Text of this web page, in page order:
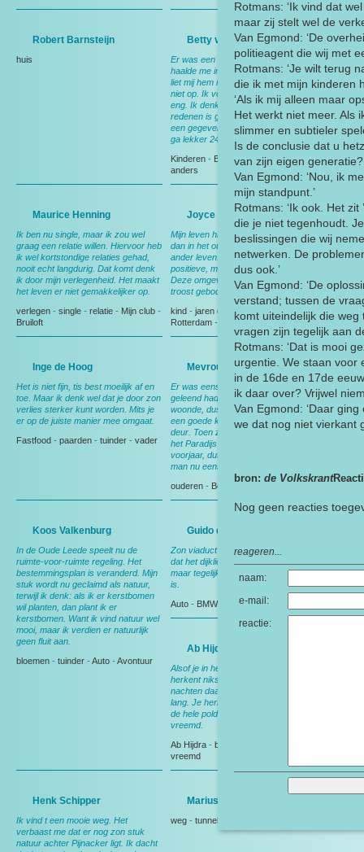
Rotmans: ‘Ik vind dat
maar zij stelt wel de
Van Egmond: ‘De
politieagent die wij met
Rotmans: ‘Je wilt terug
die ik met mijn kinderen
‘Als ik mij alleen maar
Het werkt niet meer. Als
slimmer en subtieler
Is de conclusie dat u
van zijn eigen generatie?
Van Egmond: ‘Nou, ik
mijn standpunt.’
Rotmans: ‘Ik ook. Het
die je niet tegenhoudt.
beslissingen die wij
netwerken. De
dus ook.’
Van Egmond: ‘De
verstand; tussen de
komt uiteindelijk die weg
vragen zijn tegelijk aan
Rotmans: ‘Dat is mooi
urgentie. We staan voor
in de 16de en 17de
ik daar over? Vrijwel
Van Egmond: ‘Daar
we dat nog niet vierkant
bron: de Volkskrant
Nog geen reacties
reageren...
naam:
e-mail:
reactie:
Robert Barnsteijn
huis
Betty van Bree
Er was een man op een brommer. Hij
haalde me in, ging naast me rijden of
liet mij hem inhalen. Het hield maar
niet op. Ik vond dat zo verschrikkelijk
eng. Ik denk dat dat een van de
redenen is geweest waarom ik op
een gegeven moment heb gezegd; ik
ga lekker 24 hoog in de stad wonen.
Kinderen - Boerderij-moeder-
anders
Maurice Henning
Ik ben nu single, maar ik zou wel
graag een relatie willen. Hiervoor heb
ik wel kortstondige relaties gehad,
nooit echt langdurig. Dat komt denk
ik door mijn verlegenheid. Het maakt
het leven er niet gemakkelijker op.
verlegen - single - relatie - Mijn club -
Bruiloft
Joyce Hanssen
Mijn leven hier is compleet anders
dan in het oude huis. Dat was een
ander leven. Er is veel veranderd, in
positieve, maar ook in negatieve zin.
Deze omgeving heeft me heel veel
troost geboden.
kind - jaren dertig woning - verlies -
Rotterdam - troost-verandering
Inge de Hoog
Het is niet fijn, tis best moeilijk af en
toe. Maar ik denk wel dat je door zon
verlies sterker kunt worden. Mits je
er op de juiste manier mee omgaat.
Fastfood - paarden - tuinder - vader
Mevrouw van Vliet
Er was eens iemand die iets van mij
geleend had. Hij wist niet waar ik
woonde, dus ik had het uitgelegd. Op
een goede keer stond hij voor de
deur. Toen zei hij: het lijkt wel of ik
het Paradijs binnen rijdt! Het was
voorjaar, dus alles liep uit. Moest die
man nu eens komen kijken...
ouderen - Boerderij
Koos Valkenburg
In de Oude Leede speelt nu de
ruimte-voor-ruimte regeling. Het
bestemmingsplan is veranderd. Mijn
stuk wordt nu geclaimd als natuur,
terwijl ik denk: als ik er kerstbomen
wil planten, dan plant ik er
kerstbomen. Want ik vind natuur wel
mooi, maar ik verdien er natuurlijk
geen fluit aan.
bloemen - tuinder -Auto -Avontuur
Guido de Oude
Zon viaduct valt me wel op. Je ziet
dat het dijklichaam doorsneden is,
maar tegelijkertijd in tact gehouden
is.
Auto - BMW -passie
Ab Hijdra
Alsof je in het buitenland bent. Je
herkent niks. Terwijl je toch dagen en
nachten daar gelopen hebt. Al 54 jaar
lang. Je herkende er niks van, van
de hele polder niet. Dat was zo
vreemd.
Ab Hijdra - burn out
vreemd
Henk Schipper
Ik vind t een mooie weg. Het
verbaast me dat er nog zon stuk
natuur achter Pijnacker ligt. Ik dacht
Marius van den Wildenberg
weg - tunnel